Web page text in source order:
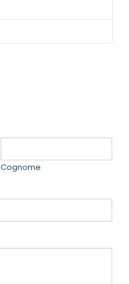
Cognome